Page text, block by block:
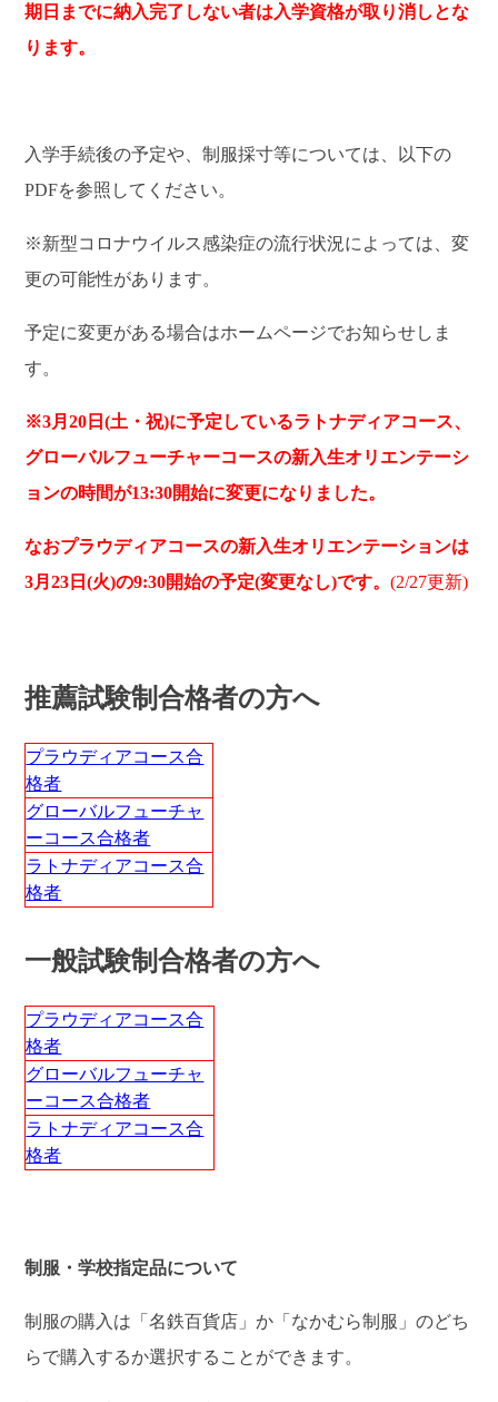
期日までに納入完了しない者は入学資格が取り消しとな
ります。
入学手続後の予定や、制服採寸等については、以下の
PDFを参照してください。
※新型コロナウイルス感染症の流行状況によっては、変
更の可能性があります。
予定に変更がある場合はホームページでお知らせしま
す。
※3月20日(土・祝)に予定しているラトナディアコース、
グローバルフューチャーコースの新入生オリエンテーシ
ョンの時間が13:30開始に変更になりました。
なおプラウディアコースの新入生オリエンテーションは
3月23日(火)の9:30開始の予定(変更なし)です。(2/27更新)
推薦試験制合格者の方へ
プラウディアコース合
格者
グローバルフューチャ
ーコース合格者
ラトナディアコース合
格者
一般試験制合格者の方へ
プラウディアコース合
格者
グローバルフューチャ
ーコース合格者
ラトナディアコース合
格者
制服・学校指定品について
制服の購入は「名鉄百貨店」か「なかむら制服」のどち
らで購入するか選択することができます。